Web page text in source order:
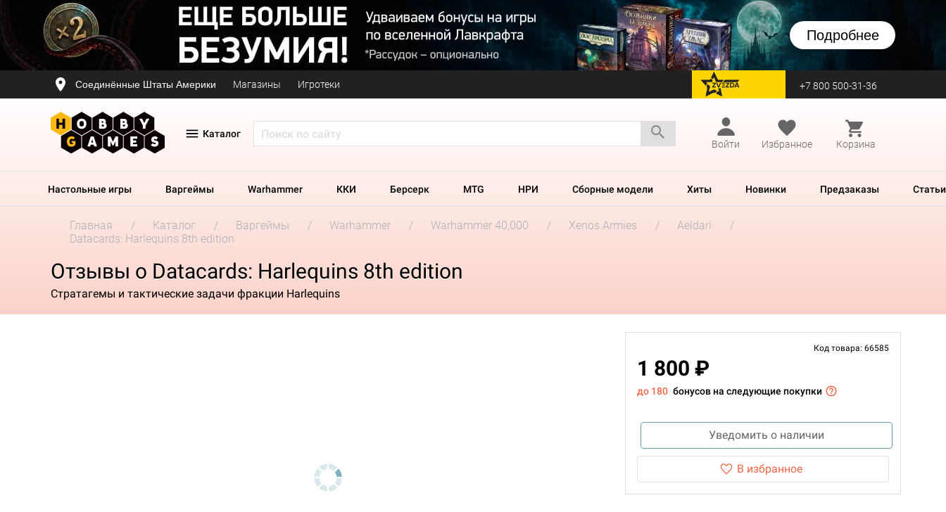
Подробнее
Соединённые Штаты Америки Магазины Игротеки перейти на Zvezda +7 800 500-31-36
Каталог
Войти
Избранное Корзина
Настольные игры Варгеймы Warhammer ККИ Берсерк MTG НРИ Сборные модели Хиты Новинки Предзаказы Статьи
Главная Каталог Варгеймы Warhammer Warhammer 40,000 Xenos Armies
Aeldari
Datacards: Harlequins 8th edition
Отзывы о Datacards: Harlequins 8th edition
Стратагемы и тактические задачи фракции Harlequins
Код товара: 66585
1 800 ₽
до 180 бонусов на следующие покупки
Уведомить о наличии
В избранное